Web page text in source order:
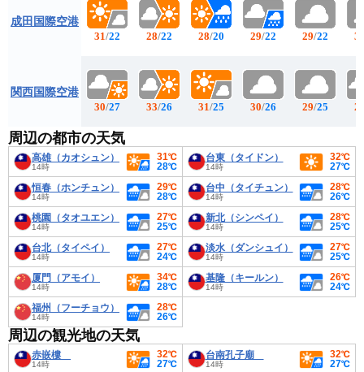
成田国際空港
関西国際空港
31/22
30/27
28/22
33/26
28/20
31/25
29/22
30/26
29/22
29/25
周辺の都市の天気
高雄（カオシュン）
14時
31℃
28℃
台東（タイドン）
14時
32℃
27℃
恒春（ホンチュン）
14時
29℃
28℃
台中（タイチュン）
14時
28℃
26℃
桃園（タオユエン）
14時
27℃
25℃
新北（シンペイ）
14時
28℃
25℃
台北（タイペイ）
14時
27℃
24℃
淡水（ダンシュイ）
14時
27℃
25℃
厦門（アモイ）
14時
34℃
28℃
基隆（キールン）
14時
26℃
24℃
福州（フーチョウ）
14時
28℃
26℃
周辺の観光地の天気
赤嵌樓
14時
32℃
27℃
台南孔子廟
14時
32℃
27℃